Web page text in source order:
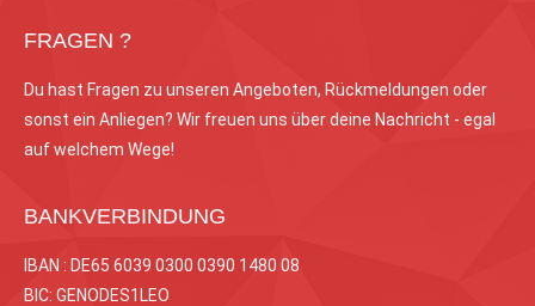
FRAGEN ?
Du hast Fragen zu unseren Angeboten, Rückmeldungen oder
sonst ein Anliegen? Wir freuen uns über deine Nachricht - egal
auf welchem Wege!
BANKVERBINDUNG
IBAN : DE65 6039 0300 0390 1480 08
BIC: GENODES1LEO